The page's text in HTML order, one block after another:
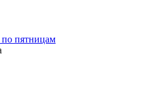
по пятницам